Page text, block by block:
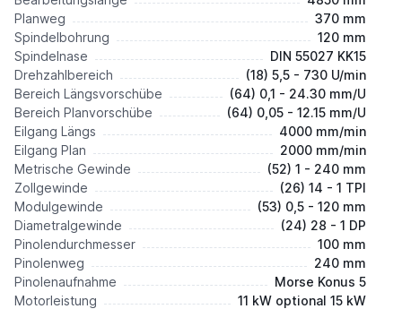
Planweg
370 mm
Spindelbohrung
120 mm
Spindelnase
DIN 55027 KK15
Drehzahlbereich
(18) 5,5 - 730 U/min
Bereich Längsvorschübe
(64) 0,1 - 24.30 mm/U
Bereich Planvorschübe
(64) 0,05 - 12.15 mm/U
Eilgang Längs
4000 mm/min
Eilgang Plan
2000 mm/min
Metrische Gewinde
(52) 1 - 240 mm
Zollgewinde
(26) 14 - 1 TPI
Modulgewinde
(53) 0,5 - 120 mm
Diametralgewinde
(24) 28 - 1 DP
Pinolendurchmesser
100 mm
Pinolenweg
240 mm
Pinolenaufnahme
Morse Konus 5
Motorleistung
11 kW optional 15 kW